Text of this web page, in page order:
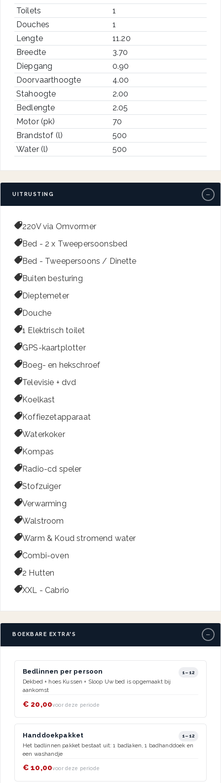
Toilets
1
Douches
1
Lengte
11.20
Breedte
3.70
Diepgang
0.90
Doorvaarthoogte
4.00
Stahoogte
2.00
Bedlengte
2.05
Motor (pk)
70
Brandstof (l)
500
Water (l)
500
UITRUSTING −
220V via Omvormer
Bed - 2 x Tweepersoonsbed
Bed - Tweepersoons / Dinette
Buiten besturing
Dieptemeter
Douche
1 Elektrisch toilet
GPS-kaartplotter
Boeg- en hekschroef
Televisie + dvd
Koelkast
Koffiezetapparaat
Waterkoker
Kompas
Radio-cd speler
Stofzuiger
Verwarming
Walstroom
Warm & Koud stromend water
Combi-oven
2 Hutten
XXL - Cabrio
BOEKBARE EXTRA'S −
Bedlinnen per persoon 1–12
Dekbed + hoes Kussen + Sloop Uw bed is opgemaakt bij
aankomst
€ 20,00voor deze periode
Handdoekpakket 1–12
Het badlinnen pakket bestaat uit: 1 badlaken, 1 badhanddoek en
een washandje
€ 10,00voor deze periode